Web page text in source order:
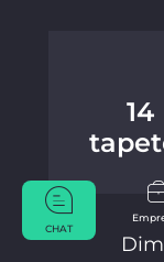
CHAT
14